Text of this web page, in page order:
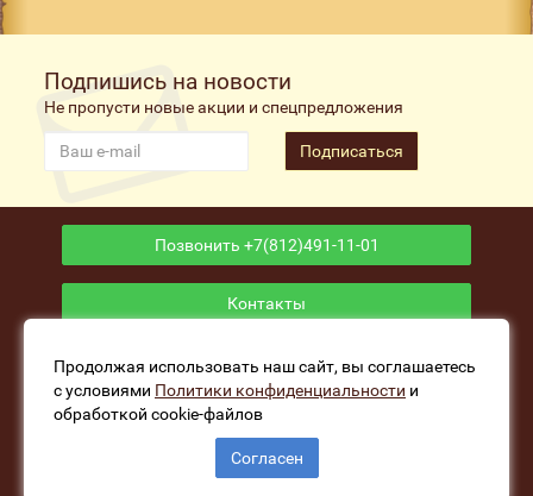
Подпишись на новости
Не пропусти новые акции и спецпредложения
Подписаться
Позвонить +7(812)491-11-01
Контакты
Приложение
www.fishers-house.ru - Рыболовный магазин Избушка
Рыбака © 2026
Продолжая использовать наш сайт, вы соглашаетесь
с условиями Политики конфиденциальности и
обработкой cookie-файлов
Согласен